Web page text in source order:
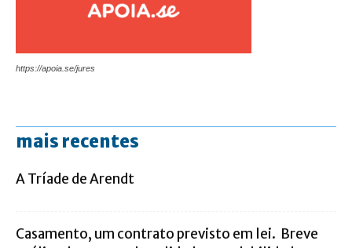
https://apoia.se/jures
mais recentes
A Tríade de Arendt
Casamento, um contrato previsto em lei. Breve